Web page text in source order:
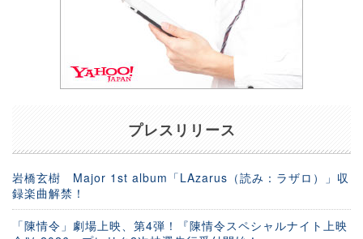
プレスリリース
岩橋玄樹 Major 1st album「LAzarus（読み：ラザロ）」収
録楽曲解禁！
「陳情令」劇場上映、第4弾！『陳情令スペシャルナイト上映